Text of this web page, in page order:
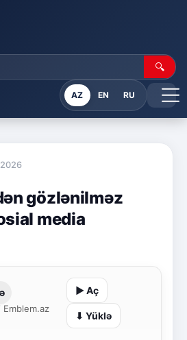
🔍
AZ EN RU
gözlənilməz
media
▶ Aç
⬇ Yüklə